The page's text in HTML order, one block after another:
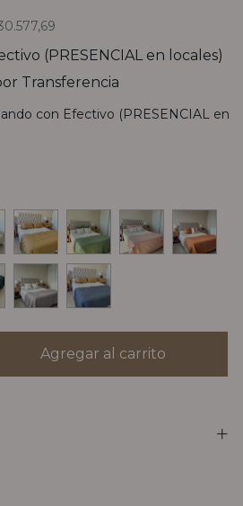
(PRESENCIAL en locales)
Transferencia
con Efectivo (PRESENCIAL en